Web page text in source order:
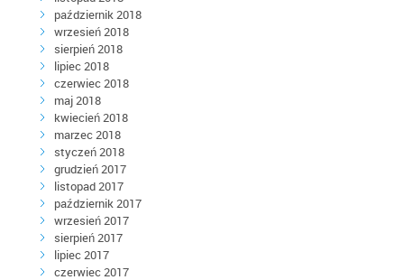
październik 2018
wrzesień 2018
sierpień 2018
lipiec 2018
czerwiec 2018
maj 2018
kwiecień 2018
marzec 2018
styczeń 2018
grudzień 2017
listopad 2017
październik 2017
wrzesień 2017
sierpień 2017
lipiec 2017
czerwiec 2017